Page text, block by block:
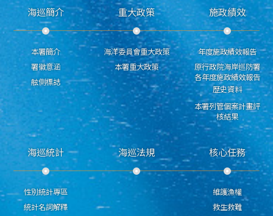
海巡簡介
本署簡介
署徽意涵
舷側標誌
重大政策
海洋委員會重大政策
本署重大政策
施政績效
年度施政績效報告
原行政院海岸巡防署
各年度施政績效報告
歷史資料
本署列管個案計畫評
核結果
海巡統計
性別統計專區
統計名詞解釋
海巡法規 核心任務
維護漁權
救生救難